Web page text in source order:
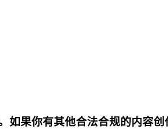
果你有其他合法合规的内容